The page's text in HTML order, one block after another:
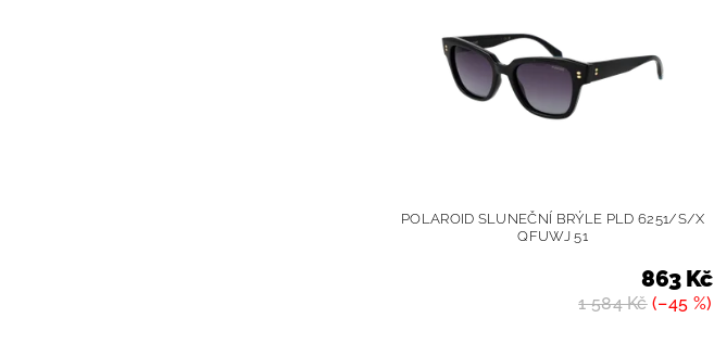
POLAROID SLUNEČNÍ BRÝLE PLD 6251/S/X
QFUWJ 51
1 584 Kč(–45 %)
863 Kč